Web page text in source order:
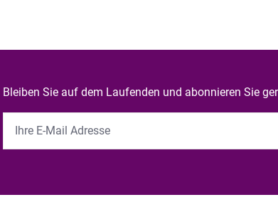
Bleiben Sie auf dem Laufenden und abonnieren Sie